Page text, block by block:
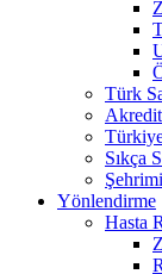
Türk
Sıkça
Yönlendirme
Hasta